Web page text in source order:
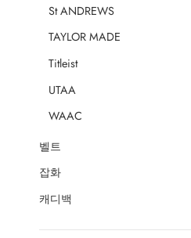
St ANDREWS
TAYLOR MADE
Titleist
UTAA
WAAC
벨트
잡화
캐디백